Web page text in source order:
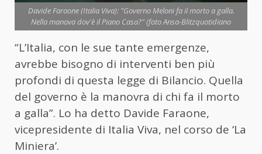
Davide Faraone (Italia Viva): "Governo Meloni fa il morto a galla.
Nella manova dov'è il Piano Casa?" (foto Ansa-Blitzquotidiano
“L’Italia, con le sue tante emergenze,
avrebbe bisogno di interventi ben più
profondi di questa legge di Bilancio. Quella
del governo è la manovra di chi fa il morto
a galla”. Lo ha detto Davide Faraone,
vicepresidente di Italia Viva, nel corso de ‘La
Miniera’.